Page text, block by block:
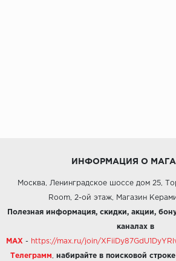
ИНФОРМАЦИЯ О
Москва, Ленинградское шоссе дом 25,
Room, 2-ой этаж, Магазин
Полезная информация, скидки, акции,
каналах в
MAX - https://max.ru/join/
Телеграмм набирайте в поисковой строке